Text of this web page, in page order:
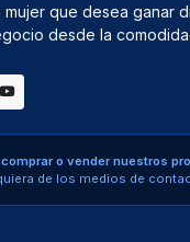
que desea ganar
desde la
o vender nuestros
de los medios de